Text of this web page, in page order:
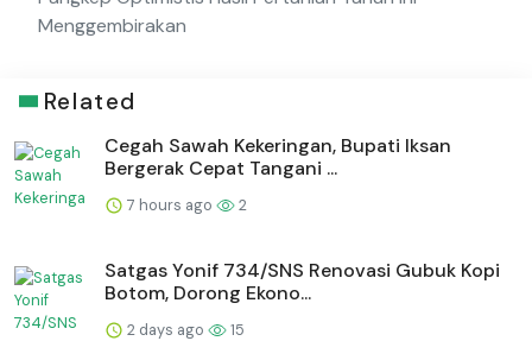
Menggembirakan
Related
Cegah Sawah Kekeringan, Bupati Iksan
Bergerak Cepat Tangani ...
7 hours ago 2
Satgas Yonif 734/SNS Renovasi Gubuk Kopi
Botom, Dorong Ekono...
2 days ago 15